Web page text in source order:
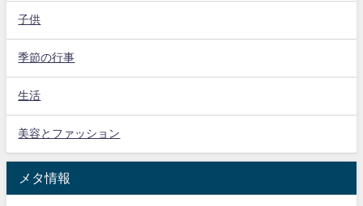
子供
季節の行事
生活
美容とファッション
メタ情報